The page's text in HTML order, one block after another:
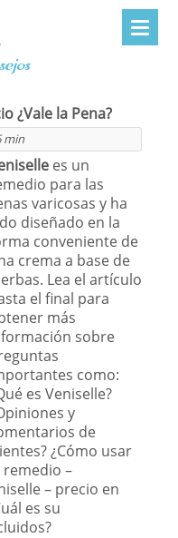
¿Vale la Pena?
min
es un
para las
varicosas y ha
diseñado en la
conveniente de
crema a base de
Lea el artículo
el final para
más
sobre
como:
es Veniselle?
y
de
¿Cómo usar
remedio –
– precio en
es su